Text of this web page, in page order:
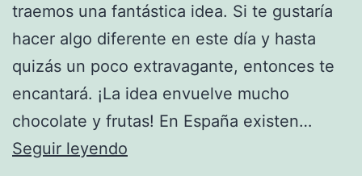
traemos una fantástica idea. Si te gustaría
hacer algo diferente en este día y hasta
quizás un poco extravagante, entonces te
encantará. ¡La idea envuelve mucho
chocolate y frutas! En España existen…
Seguir leyendo